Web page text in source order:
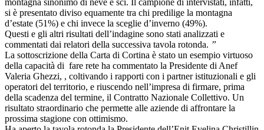
montagna sinonimo di neve e sci. Il campione di intervistati, infatti,
si è presentato diviso equamente tra chi predilige la montagna
d’estate (51%) e chi invece la sceglie d’inverno (49%).
Questi e gli altri risultati dell’indagine sono stati analizzati e
commentati dai relatori della successiva tavola rotonda. ”
La sottoscrizione della Carta di Cortina è stato un esempio virtuoso
della capacità di fare rete ha commentato la Presidente di Anef
Valeria Ghezzi, , coltivando i rapporti con i partner istituzionali e gli
operatori del territorio, e riuscendo nell’impresa di firmare, prima
della scadenza del termine, il Contratto Nazionale Collettivo. Un
risultato straordinario che permette alle aziende di affrontare la
prossima stagione con ottimismo.